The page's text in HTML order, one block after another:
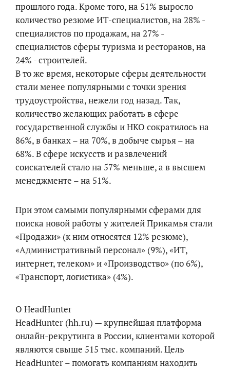
прошлого года. Кроме того, на 51% выросло
количество резюме ИТ-специалистов, на 28% -
специалистов по продажам, на 27% -
специалистов сферы туризма и ресторанов, на
24% - строителей.
В то же время, некоторые сферы деятельности
стали менее популярными с точки зрения
трудоустройства, нежели год назад. Так,
количество желающих работать в сфере
государственной службы и НКО сократилось на
86%, в банках – на 70%, в добыче сырья – на
68%. В сфере искусств и развлечений
соискателей стало на 57% меньше, а в высшем
менеджменте – на 51%.
При этом самыми популярными сферами для
поиска новой работы у жителей Прикамья стали
«Продажи» (к ним относятся 12% резюме),
«Административный персонал» (9%), «ИТ,
интернет, телеком» и «Производство» (по 6%),
«Транспорт, логистика» (4%).
О HeadHunter
HeadHunter (hh.ru) — крупнейшая платформа
онлайн-рекрутинга в России, клиентами которой
являются свыше 515 тыс. компаний. Цель
HeadHunter – помогать компаниям находить